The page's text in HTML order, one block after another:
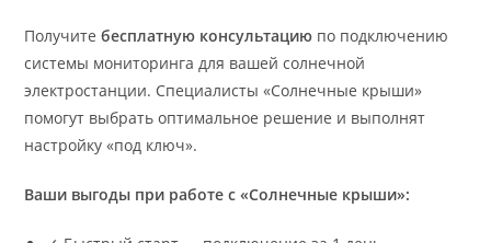
Получитебесплатную консультацию по подключению
системы мониторинга для вашей солнечной
электростанции. Специалисты «Солнечные крыши»
помогут выбрать оптимальное решение и выполнят
настройку «под ключ».
Ваши выгоды при работе с «Солнечные крыши»: